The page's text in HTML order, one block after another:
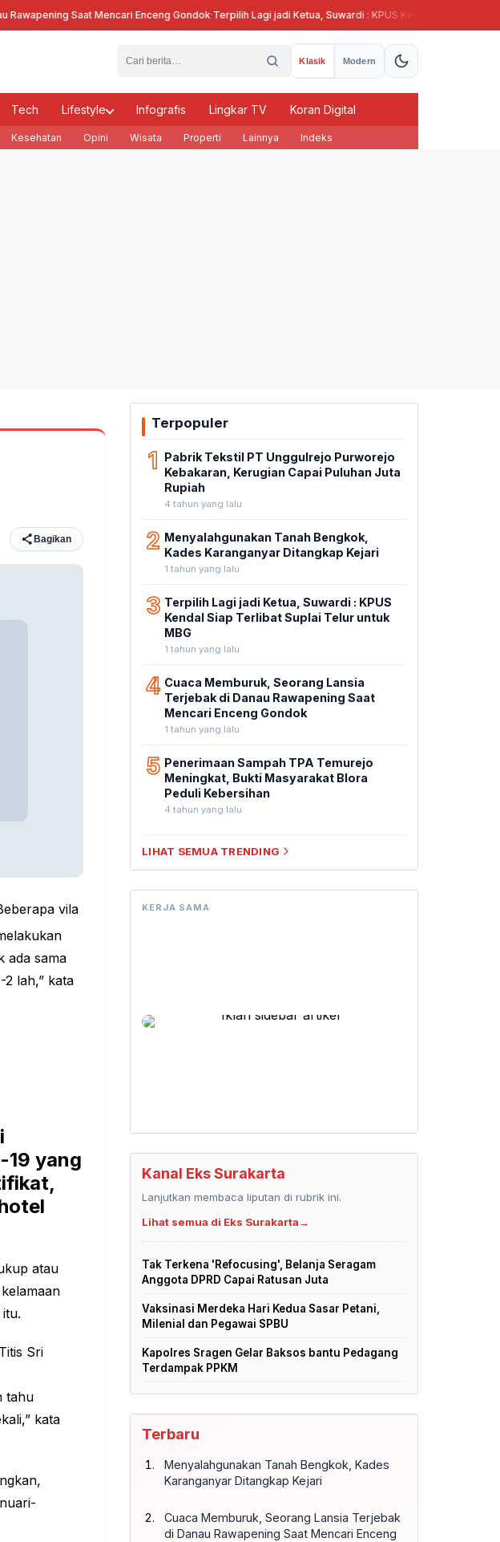
Saat Mencari Enceng Gondok·Terpilih Lagi jadi Ketua, Suwardi : KPUS Kendal Siap Terlibat Suplai
Klasik Modern
Tech Lifestyle Infografis Lingkar TV Koran Digital
Kesehatan Opini Wisata Properti Lainnya Indeks
Bagikan
vila
ada sama
2 lah,” kata
19 yang
atau
Sri
tahu
kata
Terpopuler
1 Pabrik Tekstil PT Unggulrejo Purworejo
Kebakaran, Kerugian Capai Puluhan Juta
Rupiah
4 tahun yang lalu
2 Menyalahgunakan Tanah Bengkok,
Kades Karanganyar Ditangkap Kejari
1 tahun yang lalu
3 Terpilih Lagi jadi Ketua, Suwardi : KPUS
Kendal Siap Terlibat Suplai Telur untuk
MBG
1 tahun yang lalu
4 Cuaca Memburuk, Seorang Lansia
Terjebak di Danau Rawapening Saat
Mencari Enceng Gondok
1 tahun yang lalu
5 Penerimaan Sampah TPA Temurejo
Meningkat, Bukti Masyarakat Blora
Peduli Kebersihan
4 tahun yang lalu
LIHAT SEMUA TRENDING
KERJA SAMA
Kanal Eks Surakarta
Lanjutkan membaca liputan di rubrik ini.
Lihat semua di Eks Surakarta→
Tak Terkena 'Refocusing', Belanja Seragam
Anggota DPRD Capai Ratusan Juta
Vaksinasi Merdeka Hari Kedua Sasar Petani,
Milenial dan Pegawai SPBU
Kapolres Sragen Gelar Baksos bantu Pedagang
Terdampak PPKM
Terbaru
Menyalahgunakan Tanah Bengkok, Kades
Karanganyar Ditangkap Kejari
Cuaca Memburuk, Seorang Lansia Terjebak
di Danau Rawapening Saat Mencari Enceng